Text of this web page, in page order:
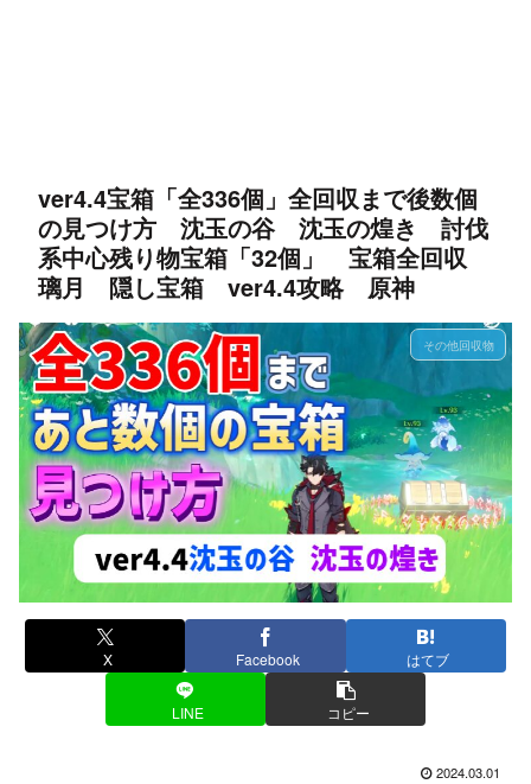
ver4.4宝箱「全336個」全回収まで後数個
の見つけ方 沈玉の谷 沈玉の煌き 討伐
系中心残り物宝箱「32個」 宝箱全回収
璃月 隠し宝箱 ver4.4攻略 原神
その他回収物
X Facebook はてブ
LINE コピー
2024.03.01